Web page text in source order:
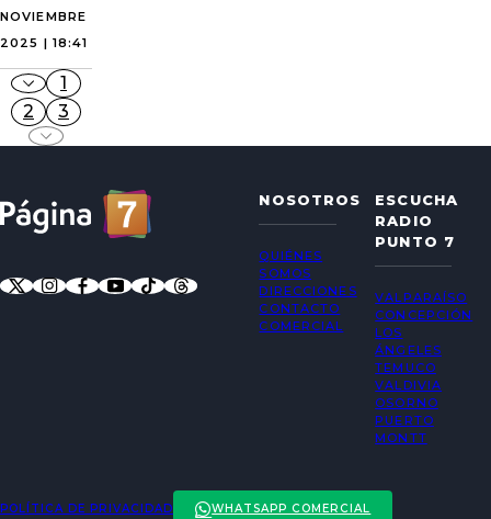
NOVIEMBRE
2025 | 18:41
1
2
3
NOSOTROS
QUIÉNES
SOMOS
DIRECCIONES
CONTACTO
COMERCIAL
ESCUCHA
RADIO
PUNTO 7
VALPARAÍSO
CONCEPCIÓN
LOS
ÁNGELES
TEMUCO
VALDIVIA
OSORNO
PUERTO
MONTT
POLÍTICA DE PRIVACIDAD WHATSAPP COMERCIAL